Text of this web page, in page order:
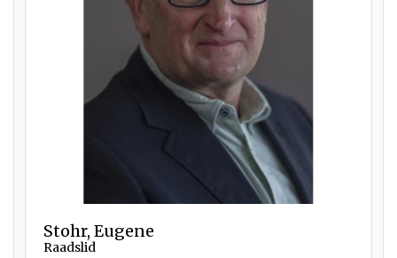
Stohr, Eugene
Raadslid